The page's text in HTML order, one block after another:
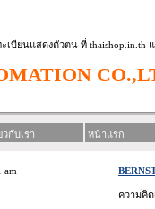
วกับเรา หน้าแรก
am
ความคิ